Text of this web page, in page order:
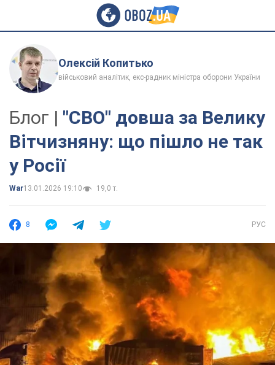
Олексій Копитько
військовий аналітик, екс-радник міністра оборони України
Блог | "СВО" довша за Велику
Вітчизняну: що пішло не так
у Росії
War13.01.2026 19:10 19,0 т.
8 РУС